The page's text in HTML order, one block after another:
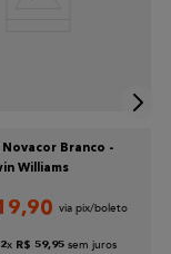
Branco -
Williams
,90
2x R$ 59,95 sem juros